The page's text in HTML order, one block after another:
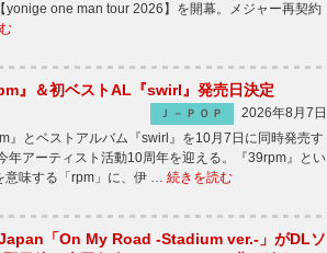
one man tour 2026】を開幕。メジャー再契約
』＆初ベストAL『swirl』発売日決定
Ｊ－ＰＯＰ
2026年8月7日
とベストアルバム『swirl』を10月7日に同時発売す
アーティスト活動10周年を迎える。『39rpm』とい
意味する「rpm」に、伊 … 続きを読む
Japan「On My Road -Stadium ver.-」がDLソ